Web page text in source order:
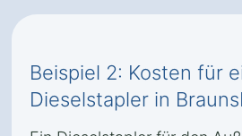
Beispiel 2: Kosten für
Dieselstapler in